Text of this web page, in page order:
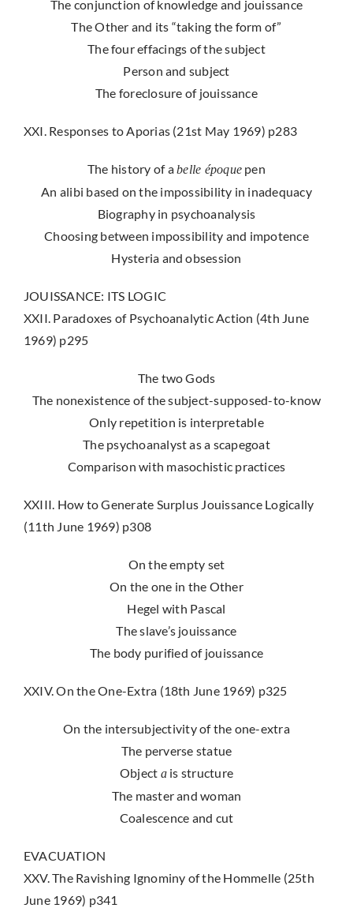
The conjunction of knowledge and jouissance
The Other and its “taking the form of”
The four effacings of the subject
Person and subject
The foreclosure of jouissance
XXI. Responses to Aporias (21st May 1969) p283
The history of abelle époque pen
An alibi based on the impossibility in inadequacy
Biography in psychoanalysis
Choosing between impossibility and impotence
Hysteria and obsession
JOUISSANCE: ITS LOGIC
XXII. Paradoxes of Psychoanalytic Action (4th June
1969) p295
The two Gods
The nonexistence of the subject-supposed-to-know
Only repetition is interpretable
The psychoanalyst as a scapegoat
Comparison with masochistic practices
XXIII. How to Generate Surplus Jouissance Logically
(11th June 1969) p308
On the empty set
On the one in the Other
Hegel with Pascal
The slave’s jouissance
The body purified of jouissance
XXIV. On the One-Extra (18th June 1969) p325
On the intersubjectivity of the one-extra
The perverse statue
Object ais structure
The master and woman
Coalescence and cut
EVACUATION
XXV. The Ravishing Ignominy of the Hommelle (25th
June 1969) p341